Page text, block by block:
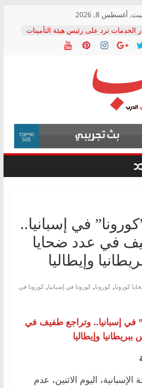
أغسطس 8, 2026
الخدمات ترد على رئيس هيئة التأمينات
مؤتمره الصحفي: إنكار الأزمة لا ينهي
أصحاب المعاشات.. ونطالب بكشف
فرحات سليمان يكتب: القطاع الصحي إلى
التحالف الشعبي يطلق لجنة “الحق
في الصحة” بالإسكندرية لرصد الانتهاكات
المرضى
الوزاري لمدينة الصحفيين.. وانتهاء أعمال
إنشاء المبنى الإداري
القومي لحقوق الإنسان يعلن
قضية الدكتور محمد زهران.. ويؤكد:
البراءة وضمانات المحاكمة العادلة
في إسبانيا..
في عدد ضحايا
وإيطاليا
كورونا, كورونا, كورونا في إسبانيا, كورونا في
في إسبانيا.. وتراجع طفيف في
وإيطاليا
اليوم الاثنين، عدم